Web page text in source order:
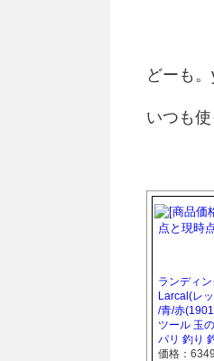
どーも。
いつも
ランディ
Larcal(レ
/青/赤
ツール 玉
パリ 釣り
価格：